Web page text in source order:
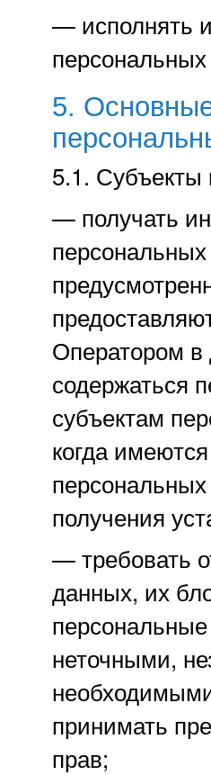
— исполнять
5.
5.1.
— получать
Оператором
содержаться
субъектам
когда
получения
—требовать
данных, их
неточными,
принимать
прав;